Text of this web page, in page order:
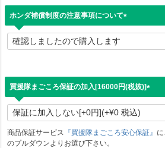
ホンダ補償制度の注意事項について
(
須
買援隊まごころ保証の加入[16000円(税抜)]
(
須
)
商品保証サービス 『買援隊まごころ安心保証』
のプルダウンよりお選び下さい。